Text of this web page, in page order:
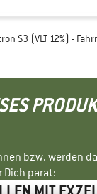
S3 (VLT 12%) -
bzw. werden
parat: